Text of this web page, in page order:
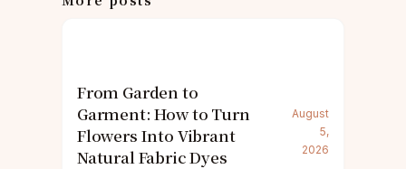
From Garden to
Garment: How to Turn
Flowers Into Vibrant
Natural Fabric Dyes
August
5,
2026